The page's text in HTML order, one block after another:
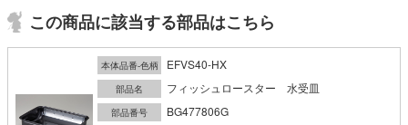
この商品に該当する部品はこちら
本体品番-色柄 EFVS40-HX
部品名 フィッシュロースター 水受皿
部品番号 BG477806G